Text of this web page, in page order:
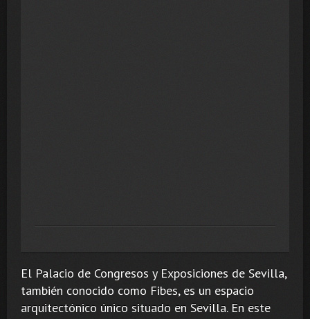
El Palacio de Congresos y Exposiciones de Sevilla,
también conocido como Fibes, es un espacio
arquitectónico único situado en Sevilla. En este